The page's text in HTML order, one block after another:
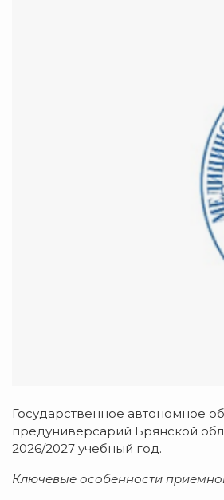
Государственное автономное
предуниверсарий Брянской
2026/2027 учебный год.
Ключевые особенности